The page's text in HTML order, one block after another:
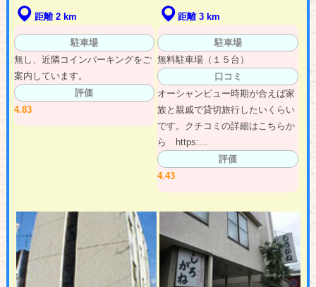
距離 2 km
駐車場
無し、近隣コインパーキングをご
案内しています。
評価
4.83
距離 3 km
駐車場
無料駐車場（１５台）
口コミ
オーシャンビュー時期が合えば家
族と親戚で貸切旅行したいくらい
です。クチコミの詳細はこちらか
ら https:...
評価
4.43